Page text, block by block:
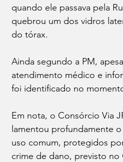
quando ele passava pela
quebrou um dos vidros
do tórax.
Ainda segundo a PM,
atendimento médico e
foi identificado no
Em nota, o Consórcio Via
lamentou profundamente
uso comum, protegidos
crime de dano, previsto